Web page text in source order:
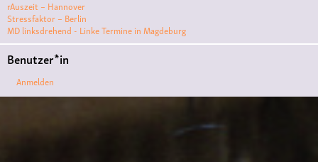
ve#film #kino #filmwerkstatt
#filmclub#Münster#BLACKBOXpunk#kino
#menschenrechte
#solidarität #klima #diskussion
rAuszeit – Hannover
Stressfaktor – Berlin
MD linksdrehend - Linke Termine in Magdeburg
Benutzer*in
Anmelden